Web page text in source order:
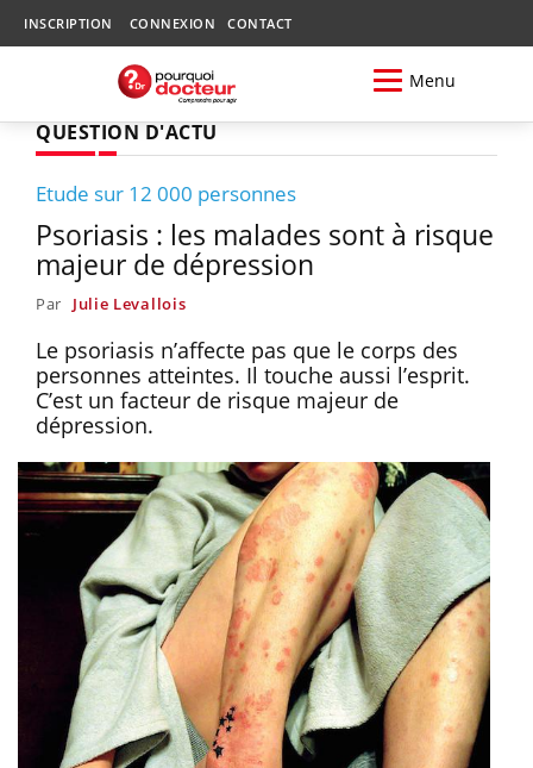
INSCRIPTION CONNEXION CONTACT
Menu
QUESTION D'ACTU
Etude sur 12 000 personnes
Psoriasis : les malades sont à risque
majeur de dépression
Par Julie Levallois
Le psoriasis n’affecte pas que le corps des
personnes atteintes. Il touche aussi l’esprit.
C’est un facteur de risque majeur de
dépression.